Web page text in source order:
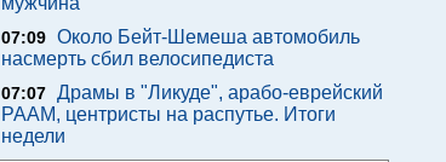
07:09 Около Бейт-Шемеша автомобиль
насмерть сбил велосипедиста
07:07 Драмы в "Ликуде", арабо-еврейский
РААМ, центристы на распутье. Итоги
недели